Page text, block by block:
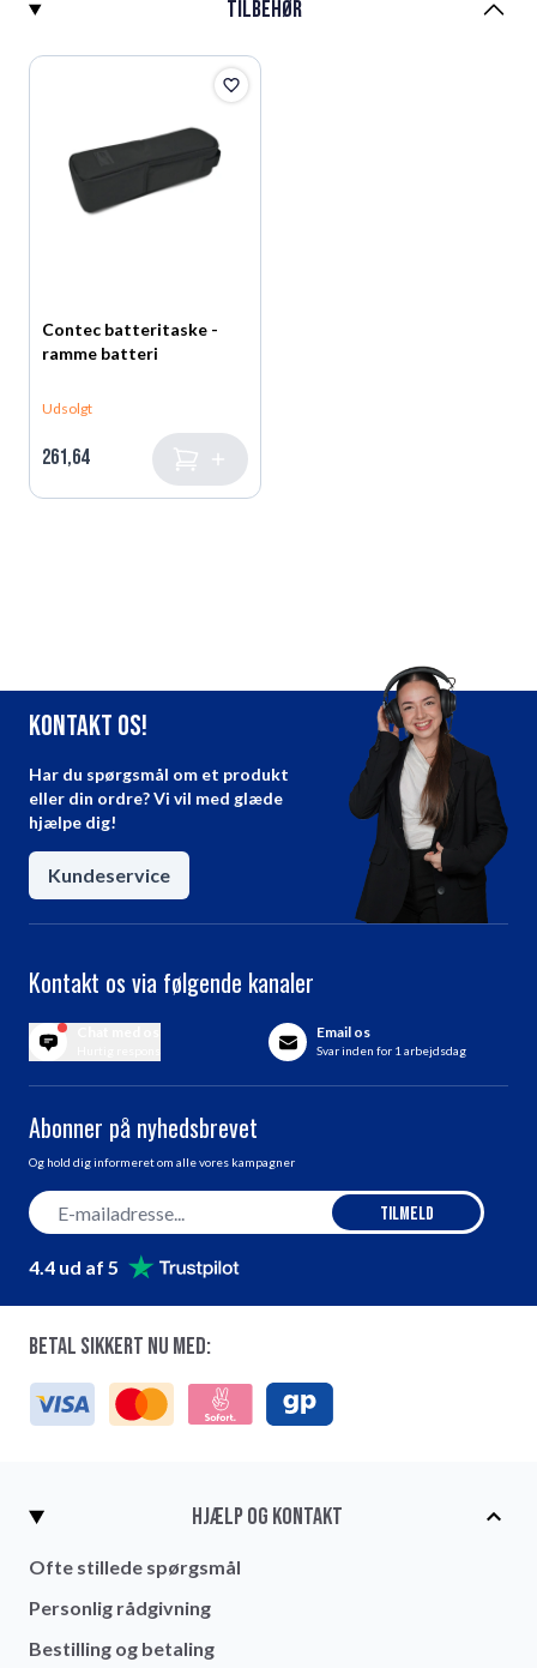
Tilbehør
Contec batteritaske -
ramme batteri
Udsolgt
261,64 Læg i kurv
Kontakt os!
Har du spørgsmål om et produkt
eller din ordre? Vi vil med glæde
hjælpe dig!
Kundeservice
Kontakt os via følgende kanaler
Email os
Svar inden for 1 arbejdsdag
Abonner på nyhedsbrevet
Og hold dig informeret om alle vores kampagner
E-mail adresse Tilmeld
4.4 ud af 5
Betal sikkert nu med:
Hjælp og kontakt
Ofte stillede spørgsmål
Personlig rådgivning
Bestilling og betaling